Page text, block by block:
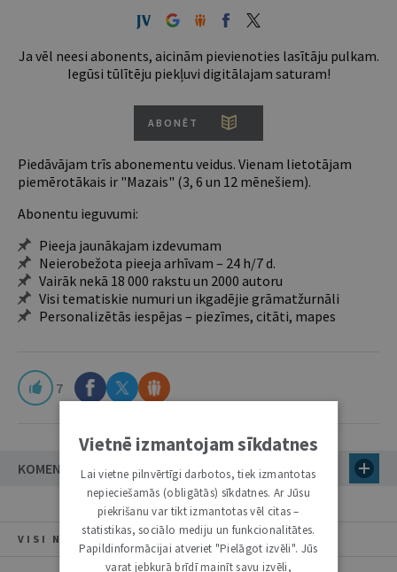
Ja vēl neesi abonents, aicinām pievienoties lasītāju pulkam.
Iegūsi tūlītēju piekļuvi digitālajam saturam!
ABONĒT
Piedāvājam trīs abonementu veidus. Vienam lietotājam
piemērotākais ir "Mazais" (3, 6 un 12 mēnešiem).
Abonentu ieguvumi:
Pieeja jaunākajam izdevumam
Neierobežota pieeja arhīvam – 24 h/7 d.
Vairāk nekā 18 000 rakstu un 2000 autoru
Visi tematiskie numuri un ikgadējie grāmatžurnāli
Personalizētās iespējas – piezīmes, citāti, mapes
7
KOMENTĀRI (3)
VISI NUMURA RAKSTI
Vietnē izmantojam sīkdatnes
Lai vietne pilnvērtīgi darbotos, tiek izmantotas
nepieciešamās (obligātās) sīkdatnes. Ar Jūsu
piekrišanu var tikt izmantotas vēl citas –
statistikas, sociālo mediju un funkcionalitātes.
Papildinformācijai atveriet "Pielāgot izvēli". Jūs
varat jebkurā brīdī mainīt savu izvēli,